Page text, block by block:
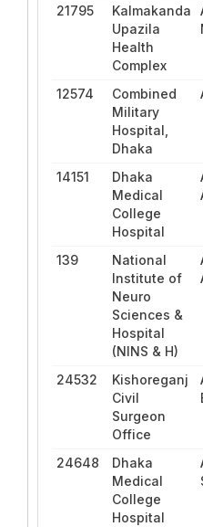
21795
Kalmakanda
Upazila
Health
Complex
12574
Combined
Military
Hospital,
Dhaka
14151
Dhaka
Medical
College
Hospital
139
National
Institute of
Neuro
Sciences &
Hospital
(NINS & H)
24532
Kishoreganj
Civil
Surgeon
Office
24648
Dhaka
Medical
College
Hospital